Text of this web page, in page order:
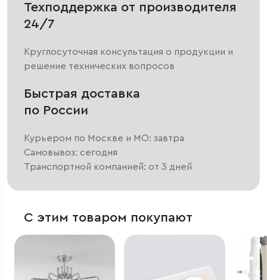
Техподдержка от производителя
24/7
Круглосуточная консультация о продукции и
решение технических вопросов
Быстрая доставка
по России
Курьером по Москве и МО: завтра
Самовывоз: сегодня
Транспортной компанией: от 3 дней
С этим товаром покупают